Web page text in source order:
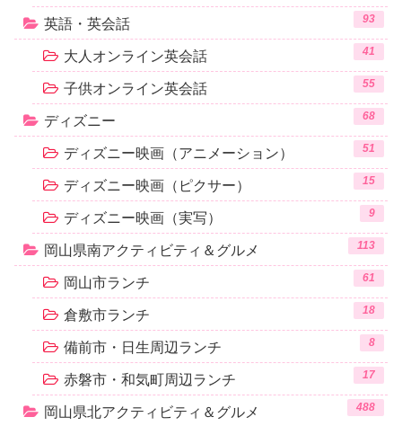
英語・英会話 93
大人オンライン英会話 41
子供オンライン英会話 55
ディズニー 68
ディズニー映画（アニメーション） 51
ディズニー映画（ピクサー） 15
ディズニー映画（実写） 9
岡山県南アクティビティ＆グルメ 113
岡山市ランチ 61
倉敷市ランチ 18
備前市・日生周辺ランチ 8
赤磐市・和気町周辺ランチ 17
岡山県北アクティビティ＆グルメ 488